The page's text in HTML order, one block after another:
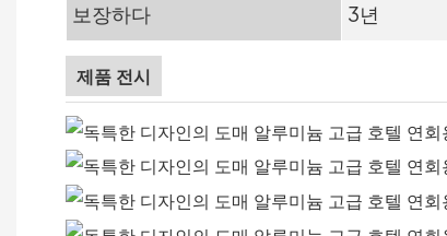
보장하다 3년
제품 전시